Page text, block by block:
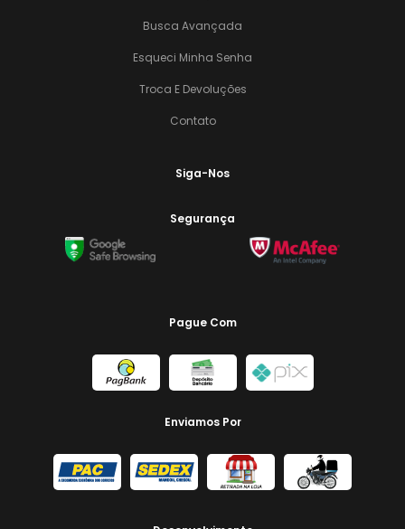
Busca Avançada
Esqueci Minha Senha
Troca E Devoluções
Contato
Siga-Nos
Segurança
Pague Com
Enviamos Por